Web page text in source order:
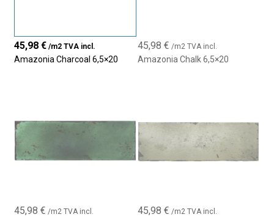
espaces empreints d’âme et de sophistication.
45,98€ /m2 TVA incl.
Amazonia Charcoal 6,5×20
45,98 € /m2 TVA incl.
Amazonia Chalk 6,5×20
45,98€ /m2 TVA incl. 45,98 € /m2 TVA incl.